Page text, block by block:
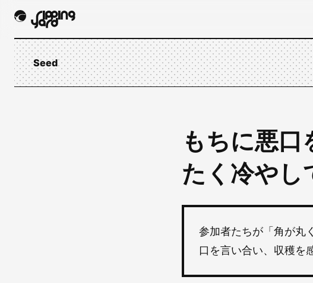
Seed
もちに悪
たく冷やし
参加者たちが「角が丸
口を言い合い、収穫を